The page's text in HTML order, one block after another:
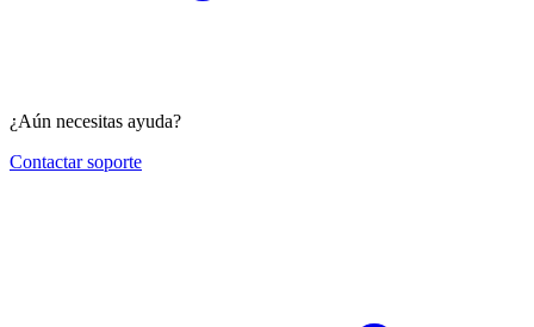
¿Aún necesitas ayuda?
Contactar soporte